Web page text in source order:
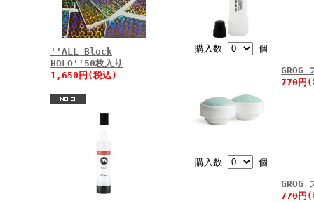
''ALL Block
HOLO''50枚入り
1,650円(税込)
購入数 個
購入数 個
770円
770円